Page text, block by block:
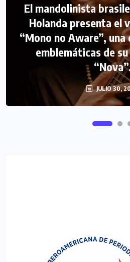
El mandolinista
Holanda presenta el
“Mono no Aware”, una
emblemáticas de
JULIO 30,
COLABORADORES
NOTICIAS
FIPETUR se
JUNIO 29,